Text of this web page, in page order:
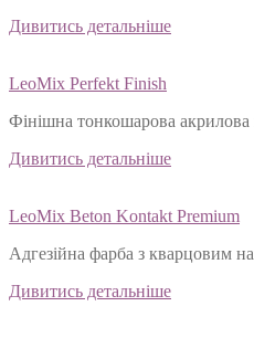
Дивитись детальніше
LeoMix Perfekt Finish
Фінішна тонкошарова акрилова
Дивитись детальніше
LeoMix Beton Kontakt Premium
Адгезійна фарба з кварцовим
Дивитись детальніше